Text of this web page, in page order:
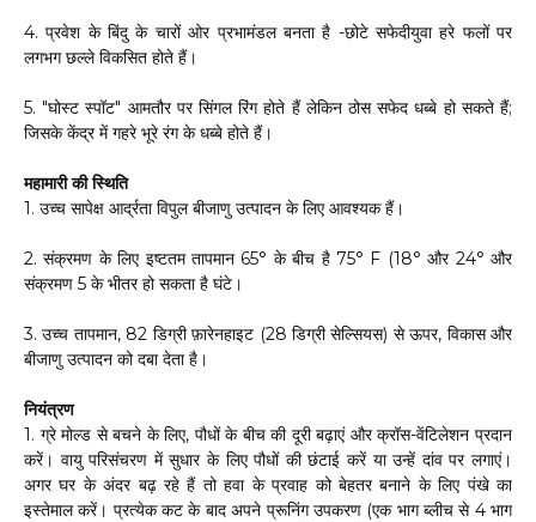
4. प्रवेश के बिंदु के चारों ओर प्रभामंडल बनता है -छोटे सफेदीयुवा हरे फलों पर
लगभग छल्ले विकसित होते हैं।
5. "घोस्ट स्पॉट" आमतौर पर सिंगल रिंग होते हैं लेकिन ठोस सफेद धब्बे हो सकते हैं;
जिसके केंद्र में गहरे भूरे रंग के धब्बे होते हैं।
महामारी की स्थिति
1. उच्च सापेक्ष आर्द्रता विपुल बीजाणु उत्पादन के लिए आवश्यक हैं।
2. संक्रमण के लिए इष्टतम तापमान 65° के बीच है 75° F (18° और 24° और
संक्रमण 5 के भीतर हो सकता है घंटे।
3. उच्च तापमान, 82 डिग्री फ़ारेनहाइट (28 डिग्री सेल्सियस) से ऊपर, विकास और
बीजाणु उत्पादन को दबा देता है।
नियंत्रण
1. ग्रे मोल्ड से बचने के लिए, पौधों के बीच की दूरी बढ़ाएं और क्रॉस-वेंटिलेशन प्रदान
करें। वायु परिसंचरण में सुधार के लिए पौधों की छंटाई करें या उन्हें दांव पर लगाएं।
अगर घर के अंदर बढ़ रहे हैं तो हवा के प्रवाह को बेहतर बनाने के लिए पंखे का
इस्तेमाल करें। प्रत्येक कट के बाद अपने प्रूनिंग उपकरण (एक भाग ब्लीच से 4 भाग